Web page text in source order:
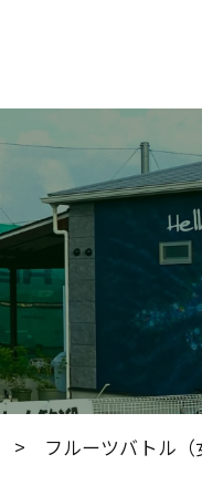
> フルーツバトル（